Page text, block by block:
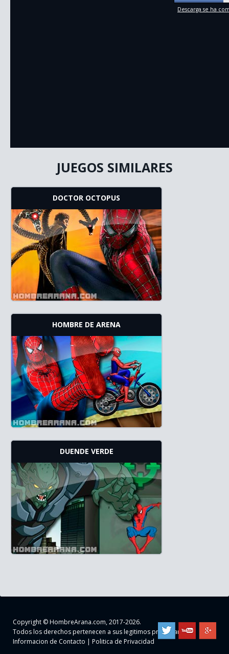
Descarga se ha
JUEGOS SIMILARES
DOCTOR OCTOPUS
HOMBRE DE ARENA
DUENDE VERDE
Copyright ©HombreArana.com, 2017-2026.
Todos los derechos pertenecen a sus legitimos propietarios
Informacion de Contacto | Politica de Privacidad